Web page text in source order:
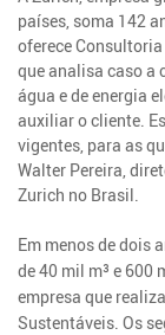
países, soma 142
oferece
que analisa caso a
água e de energia
auxiliar o cliente.
vigentes, para as
Walter Pereira,
Zurich no Brasil.
Em menos de dois
de 40 mil m³ e 600
empresa que
Sustentáveis. Os